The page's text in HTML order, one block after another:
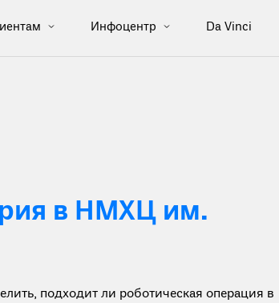
Инфоцентр Da Vinci
в НМХЦ им.
подходит ли роботическая операция в